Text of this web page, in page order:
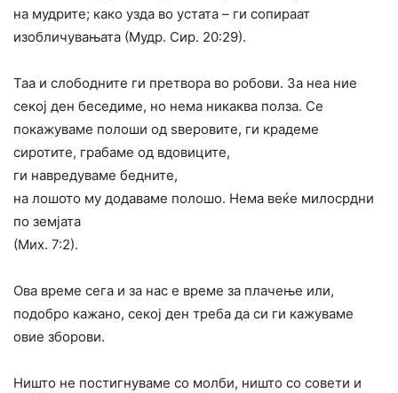
на мудрите; како узда во устата – ги сопираат
изобличувањата (Мудр. Сир. 20:29).
Таа и слободните ги претвора во робови. За неа ние
секој ден беседиме, но нема никаква полза. Се
покажуваме полоши од ѕверовите, ги крадеме
сиротите, грабаме од вдовиците,
ги навредуваме бедните,
на ло­шото му додаваме полошо. Нема веќе милосрдни
по земјата
(Мих. 7:2).
Ова време сега и за нас е време за плачење или,
подобро кажано, секој ден треба да си ги кажуваме
овие зборови.
Ништо не постигнуваме со молби, ништо со совети и